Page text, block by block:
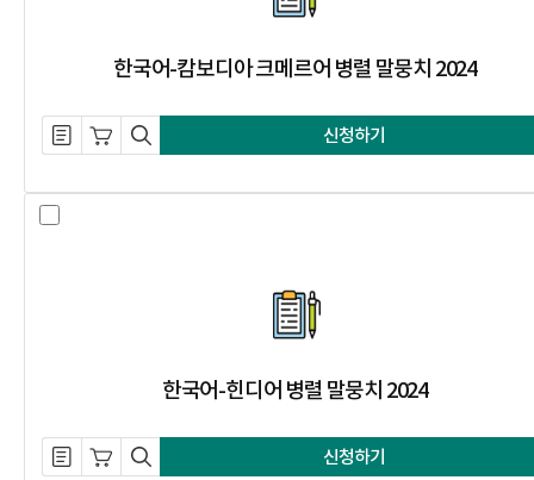
한국어-캄보디아 크메르어 병렬 말뭉치 2024
설명 자료 내려받기
장바구니 담기
미리보기 신청하기
한국어-힌디어 병렬 말뭉치 2024
설명 자료 내려받기
장바구니 담기
미리보기 신청하기